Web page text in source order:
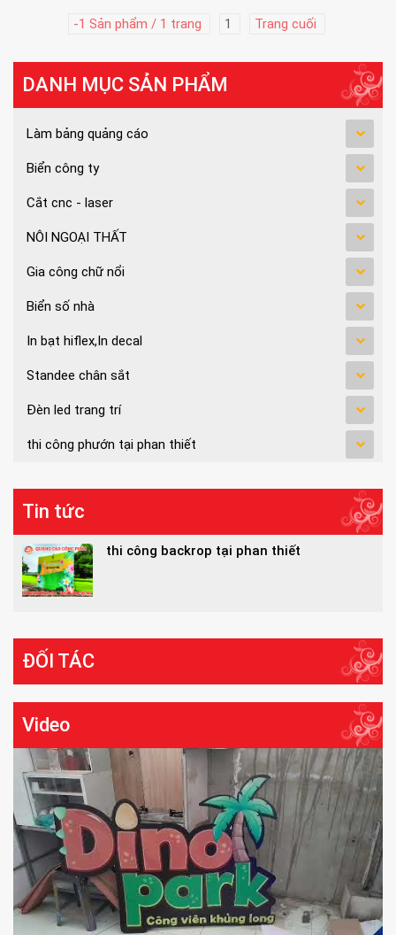
-1 Sản phẩm / 1 trang 1 Trang cuối
DANH MỤC SẢN PHẨM
Làm bảng quảng cáo
Biển công ty
Cắt cnc - laser
NÔI NGOẠI THẤT
Gia công chữ nổi
Biển số nhà
In bạt hiflex,In decal
Standee chân sắt
Đèn led trang trí
thi công phướn tại phan thiết
Tin tức
thi công backrop tại phan thiết
ĐỐI TÁC
Video